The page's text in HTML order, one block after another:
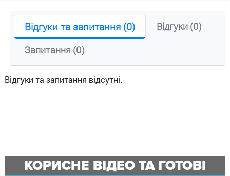
Відгуки та запитання (0)
Відгуки (0)
Запитання (0)
Відгуки та запитання відсутні.
КОРИСНЕ ВІДЕО ТА ГОТОВІ